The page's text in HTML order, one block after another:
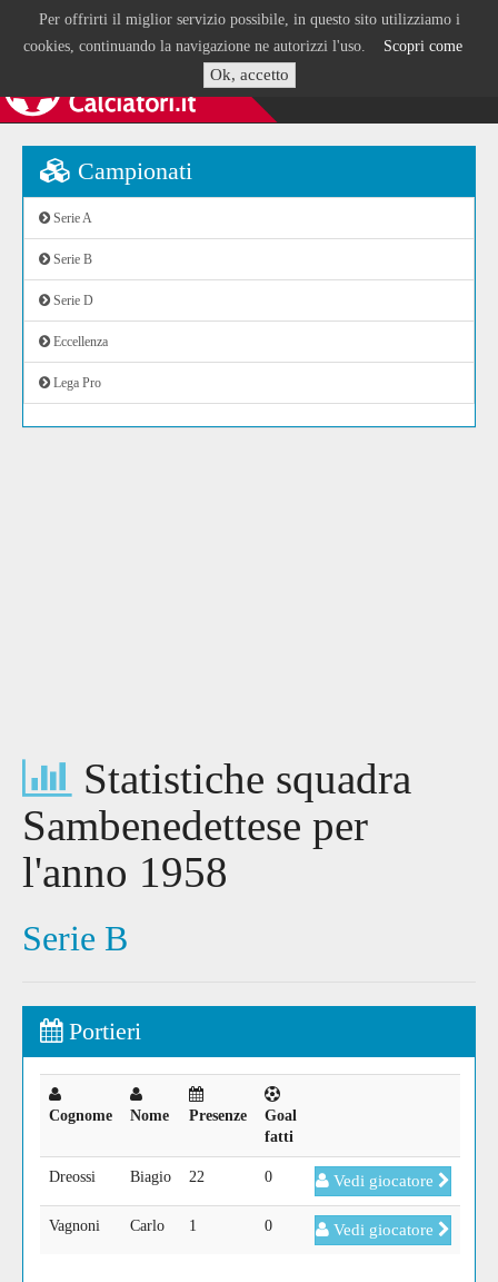
Per offrirti il miglior servizio possibile, in questo sito utilizziamo i
cookies, continuando la navigazione ne autorizzi l'uso. Scopri come
Ok, accetto
Campionati
Serie A
Serie B
Serie D
Eccellenza
Lega Pro
Statistiche squadra
Sambenedettese per
l'anno 1958
Serie B
Portieri
Cognome Nome Presenze
Goal
fatti
Dreossi Biagio 22 0 Vedi giocatore
Vagnoni Carlo 1 0 Vedi giocatore